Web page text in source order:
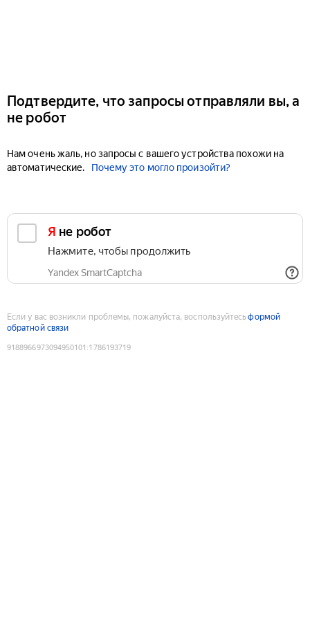
Подтвердите, что запросы отправляли вы, а
не робот
Нам очень жаль, но запросы с вашего устройства похожи на
автоматические.
Почему это могло произойти?
Я не робот
Нажмите, чтобы продолжить
Yandex SmartCaptcha
Если у вас возникли проблемы, пожалуйста, воспользуйтесьформой
обратной связи
9188966973094950101 :1786193719